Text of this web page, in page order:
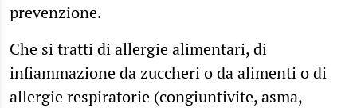
prevenzione.
Che si tratti di allergie alimentari, di
infiammazione da zuccheri o da alimenti o di
allergie respiratorie (congiuntivite, asma,